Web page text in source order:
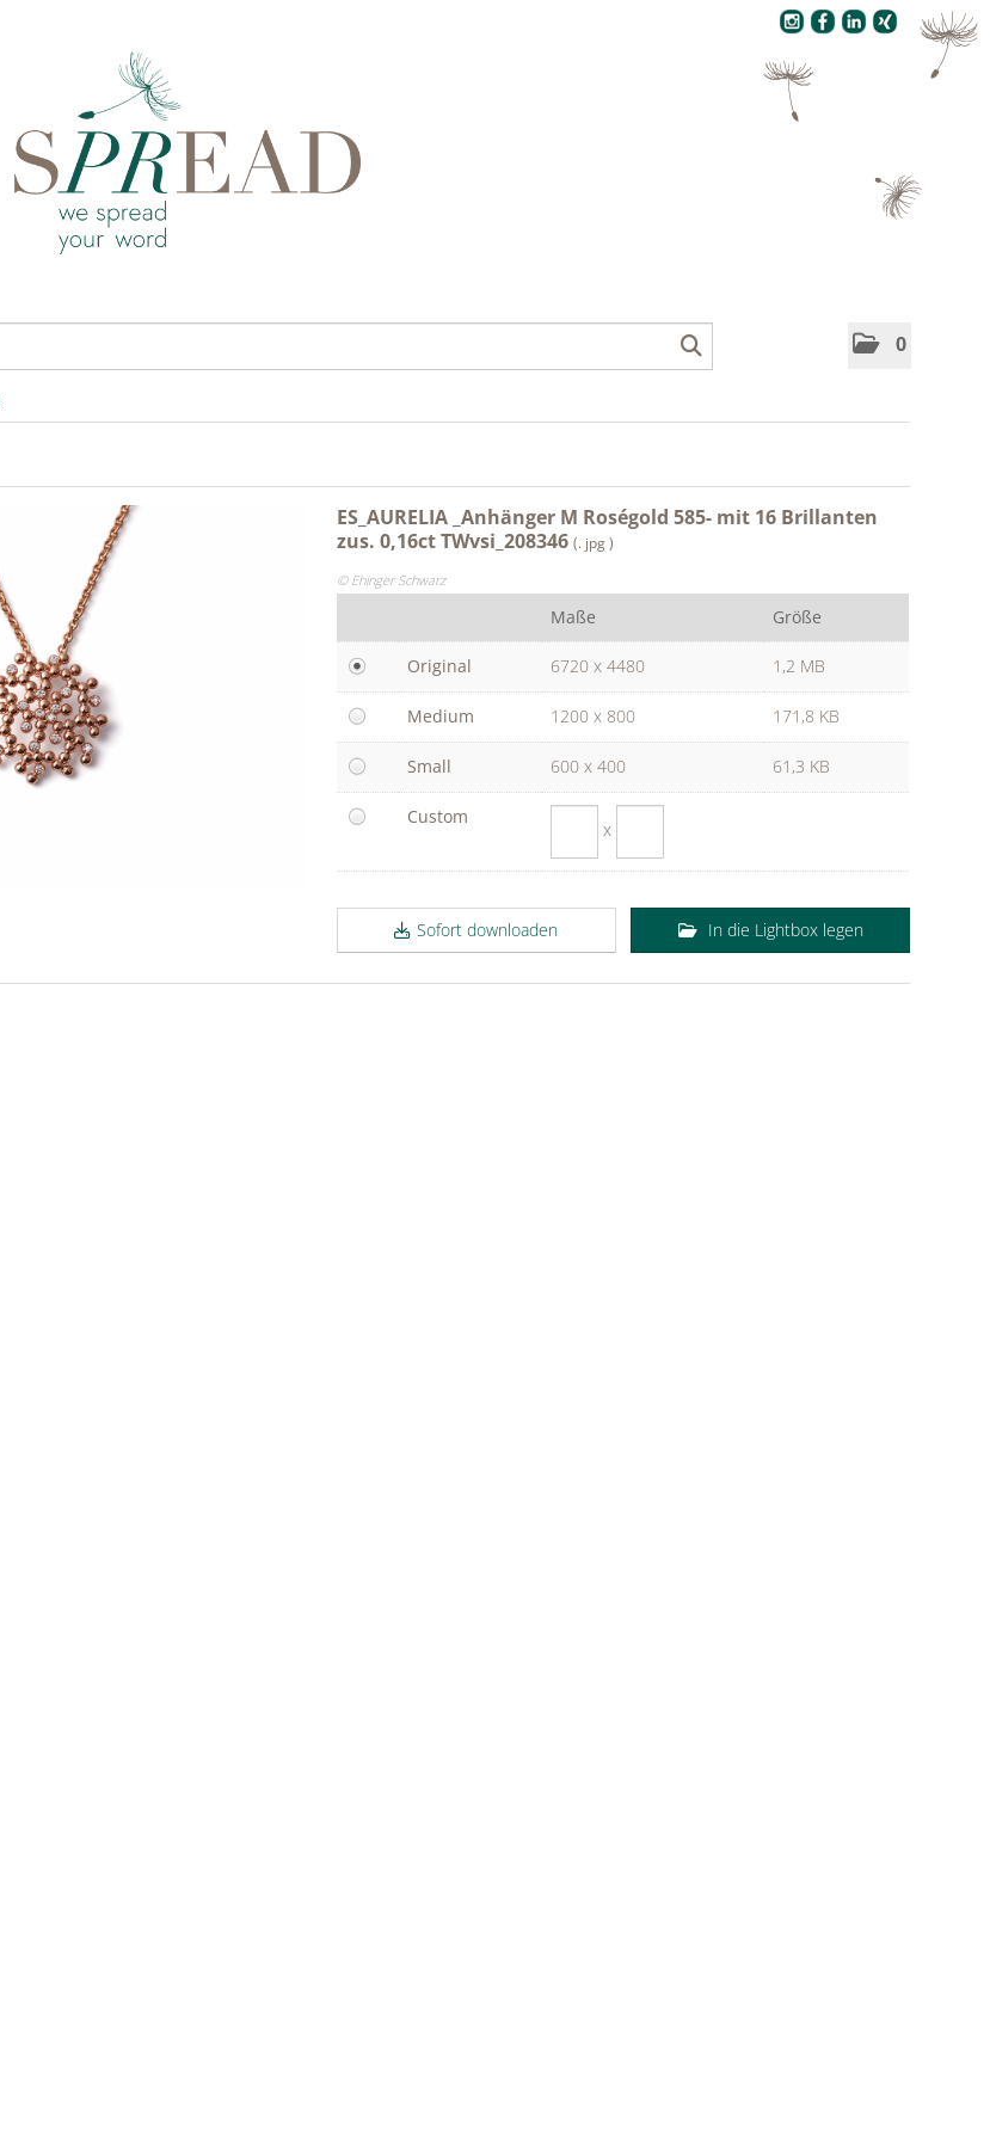
0
ES_AURELIA _Anhänger M Roségold 585- mit 16 Brillanten
zus. 0,16ct TWvsi_208346(. jpg )
© Ehinger Schwarz
Maße Größe
Original 6720 x 4480 1,2 MB
Medium 1200 x 800 171,8 KB
Small 600 x 400 61,3 KB
Custom
x
Sofort downloaden In die Lightbox legen